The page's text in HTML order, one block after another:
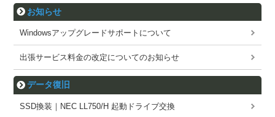
お知らせ
Windowsアップグレードサポートについて
出張サービス料金の改定についてのお知らせ
データ復旧
SSD換装｜NEC LL750/H 起動ドライブ交換